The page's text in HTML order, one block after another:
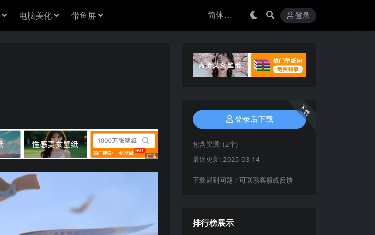
电脑美化 带鱼屏 登录
下载
登录后下载
包含资源: (2个)
最近更新: 2025-03-14
下载遇到问题？可联系客服或反馈
排行榜展示